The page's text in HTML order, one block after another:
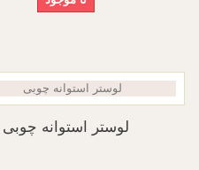
لوستر استوانه چوبی